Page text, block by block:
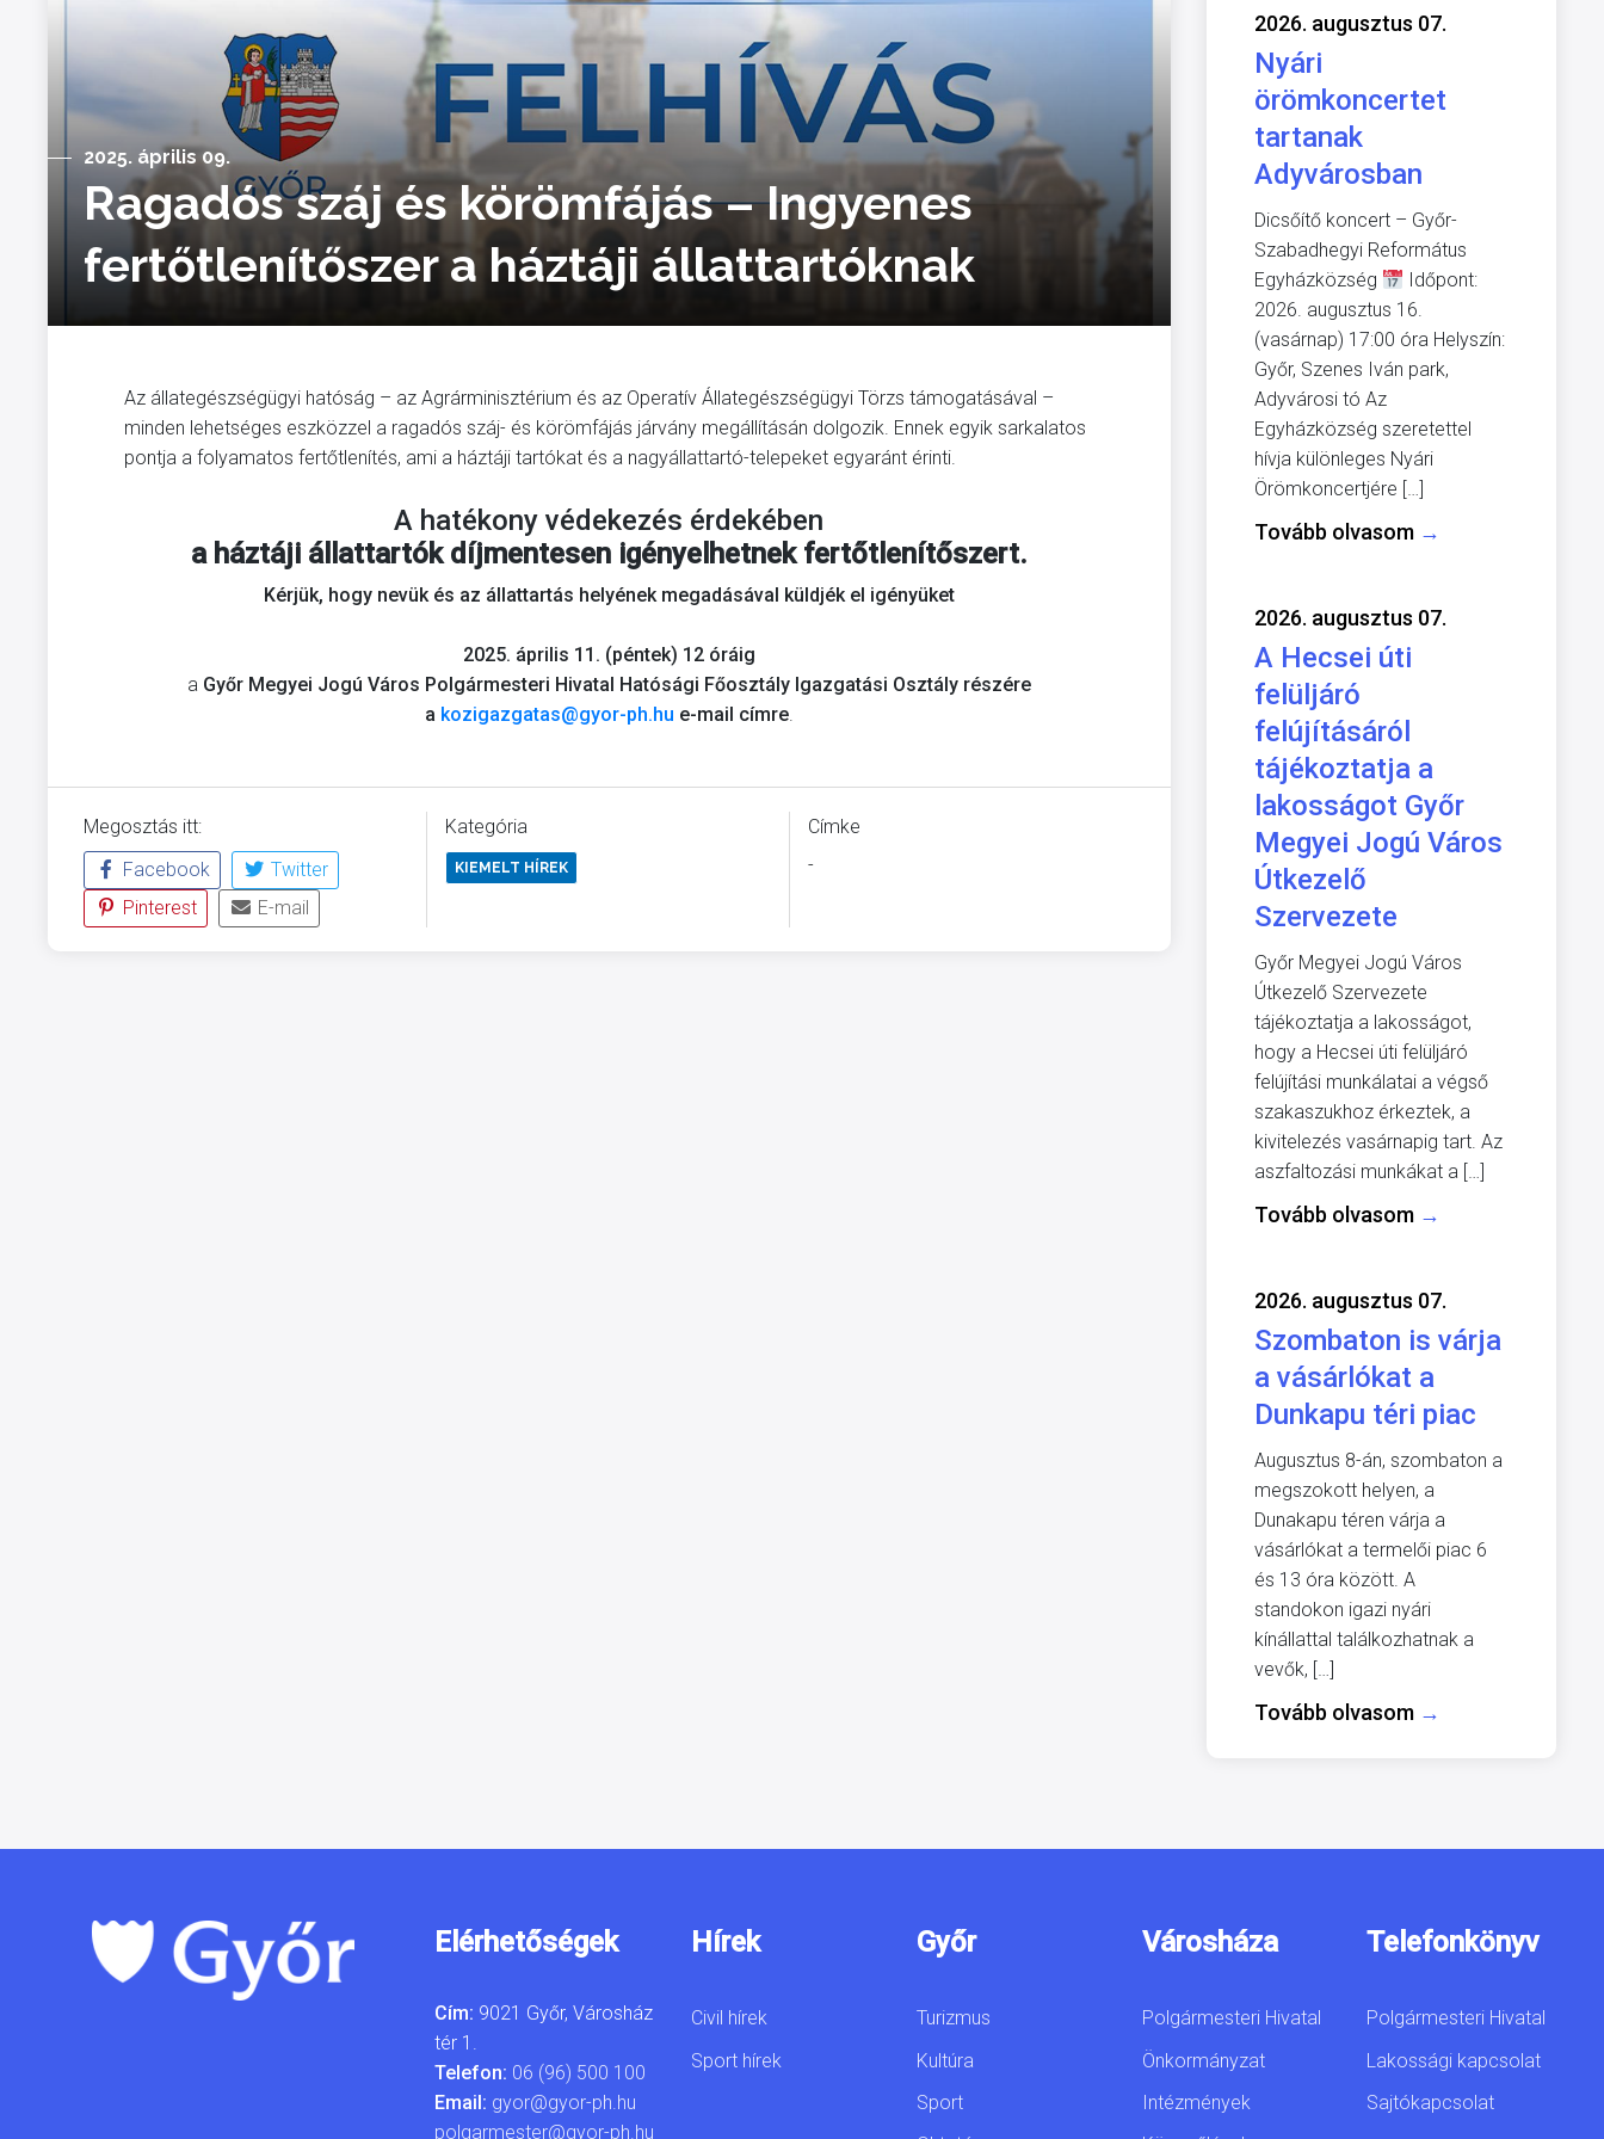
2025. április 09.
Ragadós száj és körömfájás – Ingyenes
fertőtlenítőszer a háztáji állattartóknak
Az állategészségügyi hatóság – az Agrárminisztérium és az Operatív Állategészségügyi Törzs támogatásával –
minden lehetséges eszközzel a ragadós száj- és körömfájás járvány megállításán dolgozik. Ennek egyik sarkalatos
pontja a folyamatos fertőtlenítés, ami a háztáji tartókat és a nagyállattartó-telepeket egyaránt érinti.
A hatékony védekezés érdekében
a háztáji állattartók díjmentesen igényelhetnek fertőtlenítőszert.
Kérjük, hogy nevük és az állattartás helyének megadásával küldjék el igényüket
2025. április 11. (péntek) 12 óráig
a Győr Megyei Jogú Város Polgármesteri Hivatal Hatósági Főosztály Igazgatási Osztály részére
a kozigazgatas@gyor-ph.hu e-mail címre.
Megosztás itt:
Facebook
Twitter
Pinterest
E-mail
Kategória
KIEMELT HÍREK
Címke
-
2026. augusztus 07.
Nyári
örömkoncertet
tartanak
Adyvárosban
Dicsőítő koncert – Győr-
Szabadhegyi Református
Egyházközség
Időpont:
2026. augusztus 16.
(vasárnap) 17:00 óra Helyszín:
Győr, Szenes Iván park,
Adyvárosi tó Az
Egyházközség szeretettel
hívja különleges Nyári
Örömkoncertjére […]
Tovább olvasom →
2026. augusztus 07.
A Hecsei úti
felüljáró
felújításáról
tájékoztatja a
lakosságot Győr
Megyei Jogú Város
Útkezelő
Szervezete
Győr Megyei Jogú Város
Útkezelő Szervezete
tájékoztatja a lakosságot,
hogy a Hecsei úti felüljáró
felújítási munkálatai a végső
szakaszukhoz érkeztek, a
kivitelezés vasárnapig tart. Az
aszfaltozási munkákat a […]
Tovább olvasom →
2026. augusztus 07.
Szombaton is várja
a vásárlókat a
Dunkapu téri piac
Augusztus 8-án, szombaton a
megszokott helyen, a
Dunakapu téren várja a
vásárlókat a termelői piac 6
és 13 óra között. A
standokon igazi nyári
kínállattal találkozhatnak a
vevők, […]
Tovább olvasom →
Elérhetőségek
Cím: 9021 Győr, Városház
tér 1.
Telefon: 06 (96) 500 100
Email: gyor@gyor-ph.hu
polgarmester@gyor-ph.hu
Hírek
Civil hírek
Sport hírek
Győr
Turizmus
Kultúra
Sport
Városháza
Polgármesteri Hivatal
Önkormányzat
Intézmények
Telefonkönyv
Polgármesteri Hivatal
Lakossági kapcsolat
Sajtókapcsolat